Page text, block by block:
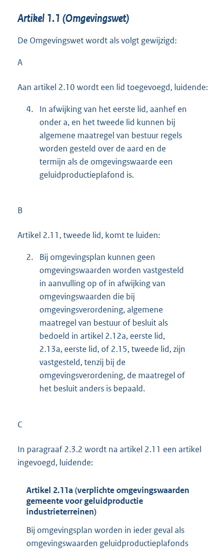
Artikel 1.1 (Omgevingswet)
De Omgevingswet wordt als volgt gewijzigd:
A
Aan artikel 2.10 wordt een lid toegevoegd, luidende:
4.
In afwijking van het eerste lid, aanhef en
onder a, en het tweede lid kunnen bij
algemene maatregel van bestuur regels
worden gesteld over de aard en de
termijn als de omgevingswaarde een
geluidproductieplafond is.
B
Artikel 2.11, tweede lid, komt te luiden:
2.
Bij omgevingsplan kunnen geen
omgevingswaarden worden vastgesteld
in aanvulling op of in afwijking van
omgevingswaarden die bij
omgevingsverordening, algemene
maatregel van bestuur of besluit als
bedoeld in artikel 2.12a, eerste lid,
2.13a, eerste lid, of 2.15, tweede lid, zijn
vastgesteld, tenzij bij de
omgevingsverordening, de maatregel of
het besluit anders is bepaald.
C
In paragraaf 2.3.2 wordt na artikel 2.11 een artikel
ingevoegd, luidende:
Artikel 2.11a (verplichte omgevingswaarden
gemeente voor geluidproductie
industrieterreinen)
Bij omgevingsplan worden in ieder geval als
omgevingswaarden geluidproductieplafonds